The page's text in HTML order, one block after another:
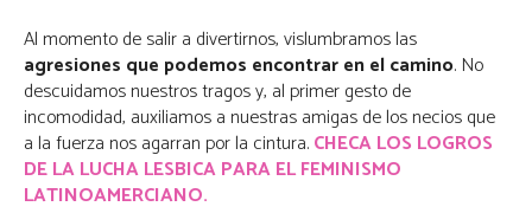
Al momento de salir a divertirnos, vislumbramos las
agresiones que podemos encontrar en el camino. No
descuidamos nuestros tragos y, al primer gesto de
incomodidad, auxiliamos a nuestras amigas de los necios que
a la fuerza nos agarran por la cintura.CHECA LOS LOGROS
DE LA LUCHA LESBICA PARA EL FEMINISMO
LATINOAMERCIANO.